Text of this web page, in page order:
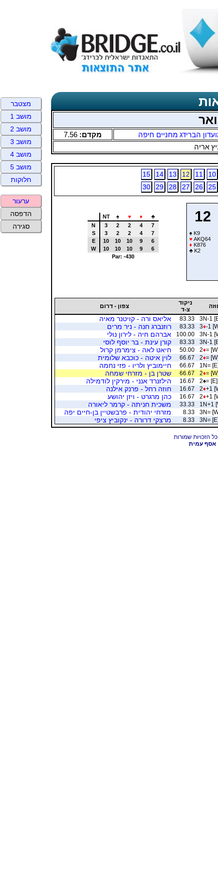
הברידג מחניים חיפה מקדם: 7.56
אריה
10
11
12
13
14
15
25
26
27
28
29
30
12
♠ K9
♥ AKQ64
♦ K876
♣ K2
NT ♠ ♥ ♦
♣
N
3 2 2 4
7
S
3 2 2 4
7
E
10 10 10 9
6
W
10 10 10 9
6
Par: -430
ניקוד
צ-ד
צפון - דרום
3N-1
83.33 אליאס ורה - קויטנר מאיה
3♦-1
83.33 רוזנברג חנה - ניר מרים
3N-1
100.00 אברהם חיה - לירון נולי
3N-1
83.33 קורן עינת - בר יוסף לוסי
2♦=
50.00 חיאט לאה - צימרמן קרול
2♦=
66.67 לוין איטה - כוכבא שלומית
1N=
66.67 חיימוביץ ולריו - פזי נחמה
2♦=
66.67 שטרן בן - מזרחי שמחה
2♠= [E]
16.67 הילזנרד אנני - מירקין לודמילה
2♦+1
16.67 חוזה רחל - פרנק אילנה
2♦+1
16.67 כהן מרגרט - ויזן יהושע
1N+1
33.33 משכית חניתה - קרמר ליאורה
3N=
8.33 מזרחי יהודית - פרבשטיין בן-חיים יפה
3N=
8.33 מרצקי דרורה - ינקוביץ ציפי
אסף עמית
מצטבר
מושב 1
מושב 2
מושב 3
מושב 4
מושב 5
חלוקות
ערעור
הדפסה
סגירה